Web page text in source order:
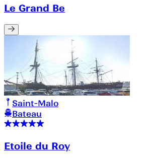
Le Grand Be
Saint-Malo
Bateau
Etoile du Roy